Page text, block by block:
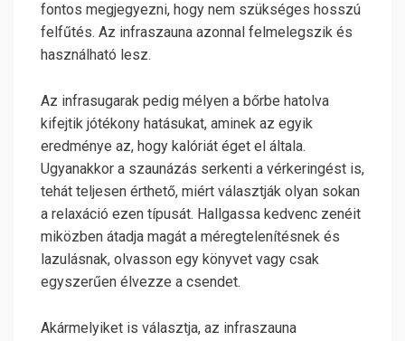
fontos megjegyezni, hogy nem szükséges hosszú
felfűtés. Az infraszauna azonnal felmelegszik és
használható lesz.
Az infrasugarak pedig mélyen a bőrbe hatolva
kifejtik jótékony hatásukat, aminek az egyik
eredménye az, hogy kalóriát éget el általa.
Ugyanakkor a szaunázás serkenti a vérkeringést is,
tehát teljesen érthető, miért választják olyan sokan
a relaxáció ezen típusát. Hallgassa kedvenc zenéit
miközben átadja magát a méregtelenítésnek és
lazulásnak, olvasson egy könyvet vagy csak
egyszerűen élvezze a csendet.
Akármelyiket is választja, az infraszauna